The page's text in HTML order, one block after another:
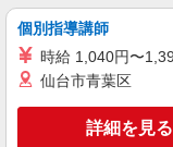
キープ
株式会社kotrio /●NR-H-
個別指導講師
時給 1,040円〜
仙台市青葉区
詳細を見る